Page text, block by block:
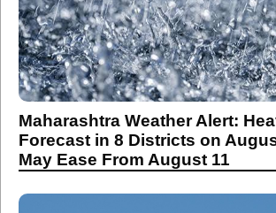
Maharashtra Weather Alert:
Forecast in 8 Districts on
May Ease From August 11